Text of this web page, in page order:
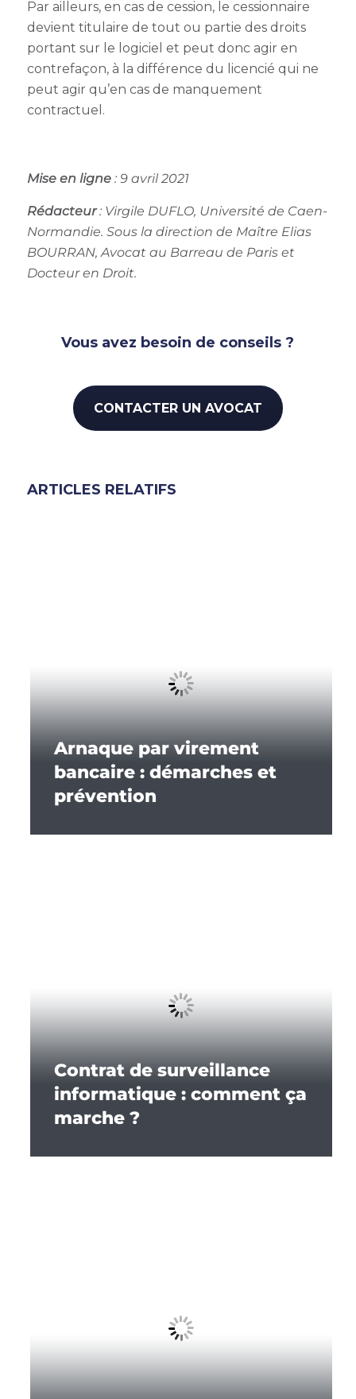
Par ailleurs, en cas de cession, le cessionnaire
devient titulaire de tout ou partie des droits
portant sur le logiciel et peut donc agir en
contrefaçon, à la différence du licencié qui ne
peut agir qu’en cas de manquement
contractuel.
Mise en ligne: 9 avril 2021
Rédacteur: Virgile DUFLO, Université de Caen-
Normandie. Sous la direction de Maître Elias
BOURRAN, Avocat au Barreau de Paris et
Docteur en Droit.
Vous avez besoin de conseils ?
CONTACTER UN AVOCAT
ARTICLES RELATIFS
Arnaque par virement
bancaire : démarches et
prévention
Contrat de surveillance
informatique : comment ça
marche ?